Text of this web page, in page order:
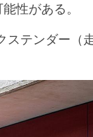
性がある。
ステンダー（